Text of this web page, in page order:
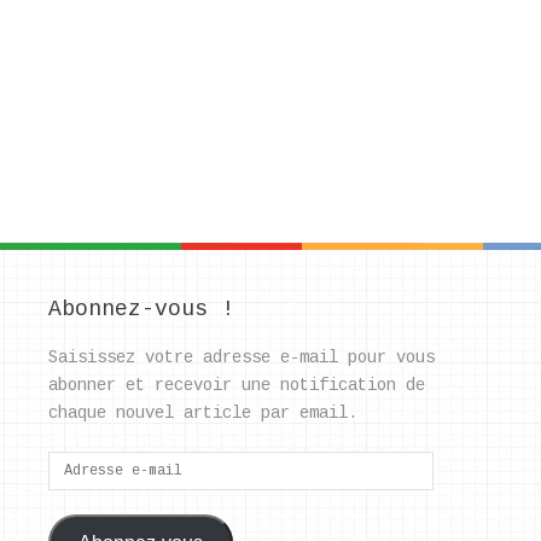
Abonnez-vous !
Saisissez votre adresse e-mail pour vous
abonner et recevoir une notification de
chaque nouvel article par email.
Adresse
e-
mail